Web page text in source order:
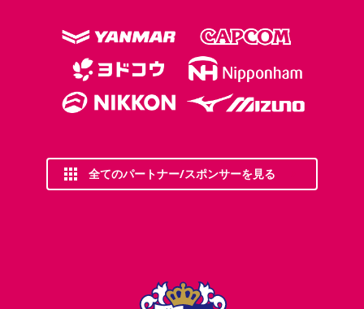
全てのパートナー/スポンサーを見る